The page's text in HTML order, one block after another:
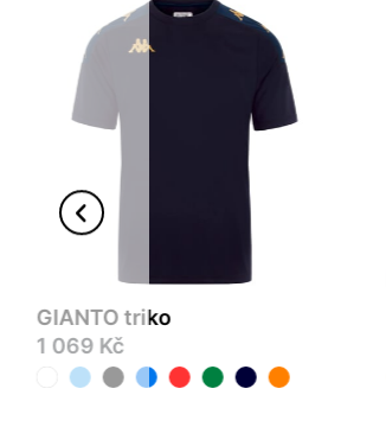
GIANTO triko
1 069 Kč